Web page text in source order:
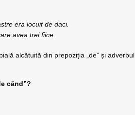
era locuit de daci.
avea trei fiice.
alcătuită din prepoziția „de” și
când”?